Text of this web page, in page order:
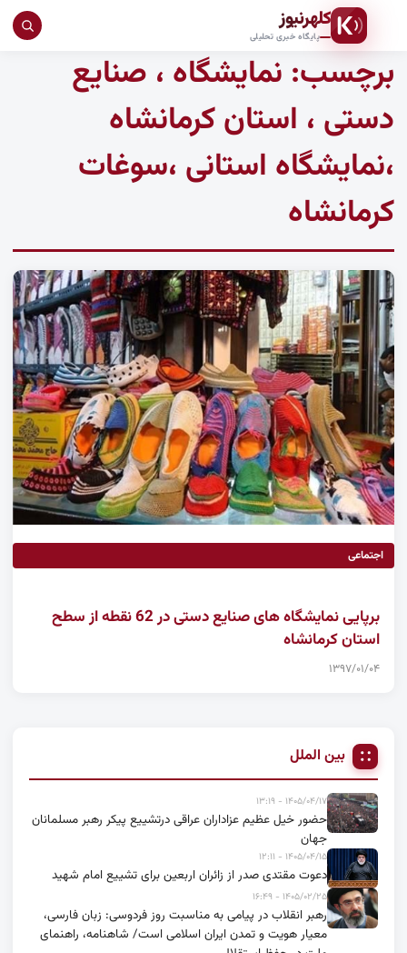
کلهرنیوز
پایگاه خبری تحلیلی
بین الملل
۱۴۰۵/۰۴/۱۷ - ۱۳:۱۹
حضور خیل عظیم عزاداران عراقی درتشییع پیکر رهبر مسلمانان
جهان
۱۴۰۵/۰۴/۱۵ - ۱۲:۱۱
دعوت مقتدی صدر از زائران اربعین برای تشییع امام شهید
۱۴۰۵/۰۲/۲۵ - ۱۶:۴۹
رهبر انقلاب در پیامی به مناسبت روز فردوسی: زبان فارسی،
معیار هویت و تمدن ایران اسلامی است/ شاهنامه، راهنمای
برچسب: نمایشگاه ، صنایع
دستی ، استان کرمانشاه
،نمایشگاه استانی ،سوغات
کرمانشاه
اجتماعی
برپایی نمایشگاه های صنایع دستی در 62 نقطه از سطح
استان کرمانشاه
۱۳۹۷/۰۱/۰۴